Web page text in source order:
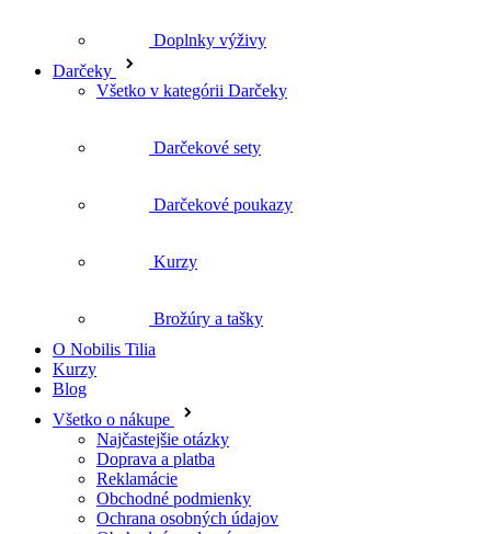
Doplnky výživy
Darčeky
Všetko v kategórii Darčeky
Darčekové sety
Darčekové poukazy
Kurzy
Brožúry a tašky
O Nobilis Tilia
Kurzy
Blog
Všetko o nákupe
Najčastejšie otázky
Doprava a platba
Reklamácie
Obchodné podmienky
Ochrana osobných údajov